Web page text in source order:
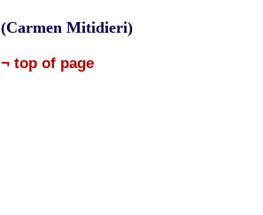
(Carmen Mitidieri)
¬ top of page